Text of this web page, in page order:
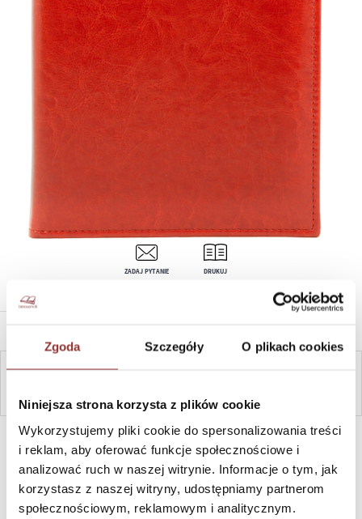
Zgoda Szczegóły O plikach cookies
Niniejsza strona korzysta z plików cookie
Wykorzystujemy pliki cookie do spersonalizowania treści
i reklam, aby oferować funkcje społecznościowe i
analizować ruch w naszej witrynie. Informacje o tym, jak
korzystasz z naszej witryny, udostępniamy partnerom
społecznościowym, reklamowym i analitycznym.
ZADAJ PYTANIE DRUKUJ
SZYBKI KONTAKT PN-PT, 8-16, +48 698 291 992, +48 608